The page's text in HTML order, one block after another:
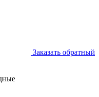
Заказать обратный